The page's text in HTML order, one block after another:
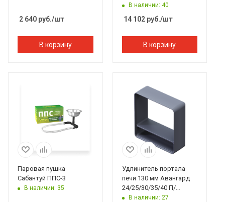
2 640 руб./шт
В корзину
(AISI 430/0,5мм)
В наличии: 40
14 102руб./шт
В корзину
Паровая пушка
Сабантуй ППС-3
В наличии: 35
Удлинитель портала
печи 130 мм Авангард
24/25/30/35/40 П/
П2/GFS ЗК 25/30 П2/
В наличии: 27